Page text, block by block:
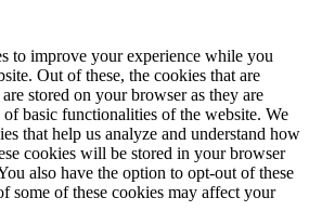
to improve your experience while you
Out of these, the cookies that are
stored on your browser as they are
basic functionalities of the website. We
that help us analyze and understand how
cookies will be stored in your browser
also have the option to opt-out of these
some of these cookies may affect your